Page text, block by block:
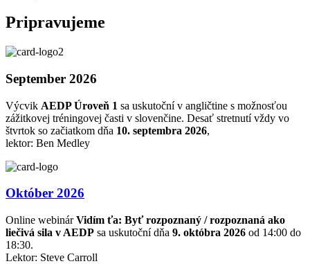
Pripravujeme
September 2026
Výcvik AEDP Úroveň 1 sa uskutoční v angličtine s možnosťou
zážitkovej tréningovej časti v slovenčine. Desať stretnutí vždy vo
štvrtok so začiatkom dňa 10. septembra 2026,
lektor: Ben Medley
Október 2026
Online webinárVidím ťa: Byť rozpoznaný / rozpoznaná ako
liečivá sila v AEDP sa uskutoční dňa 9. októbra 2026 od 14:00 do
18:30.
Lektor: Steve Carroll